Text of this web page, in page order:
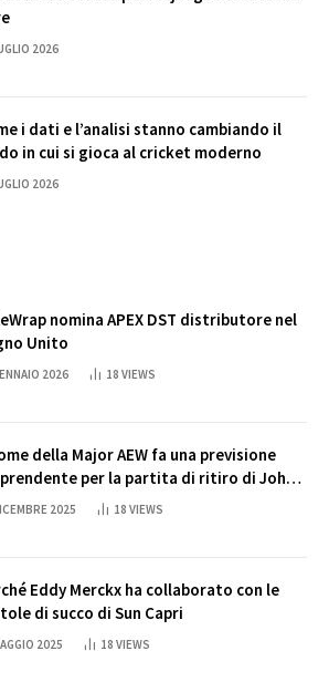
2026
i dati e l’analisi stanno cambiando il
in cui si gioca al cricket moderno
2026
nomina APEX DST distributore nel
Unito
2026 18 VIEWS
della Major AEW fa una previsione
per la partita di ritiro di John
2025 18 VIEWS
Eddy Merckx ha collaborato con le
di succo di Sun Capri
2025 18 VIEWS